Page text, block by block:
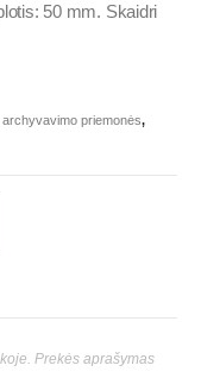
50 mm. Skaidri
priemonės,
Prekės aprašymas